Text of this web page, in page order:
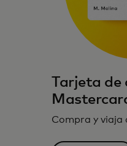
Tarjeta de
Compra y viaja